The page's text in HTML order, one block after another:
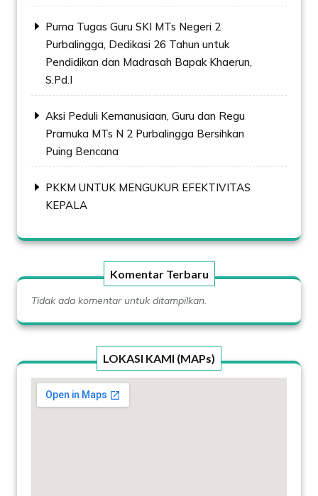
Purna Tugas Guru SKI MTs Negeri 2
Purbalingga, Dedikasi 26 Tahun untuk
Pendidikan dan Madrasah Bapak Khaerun,
S.Pd.I
Aksi Peduli Kemanusiaan, Guru dan Regu
Pramuka MTs N 2 Purbalingga Bersihkan
Puing Bencana
PKKM UNTUK MENGUKUR EFEKTIVITAS
KEPALA
Komentar Terbaru
Tidak ada komentar untuk ditampilkan.
LOKASI KAMI (MAPs)